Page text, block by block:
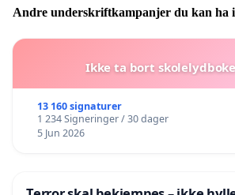
Andre underskriftkampanjer du kan ha
Ikke ta bort
13 160 signaturer
1 234 Signeringer / 30 dager
5 Jun 2026